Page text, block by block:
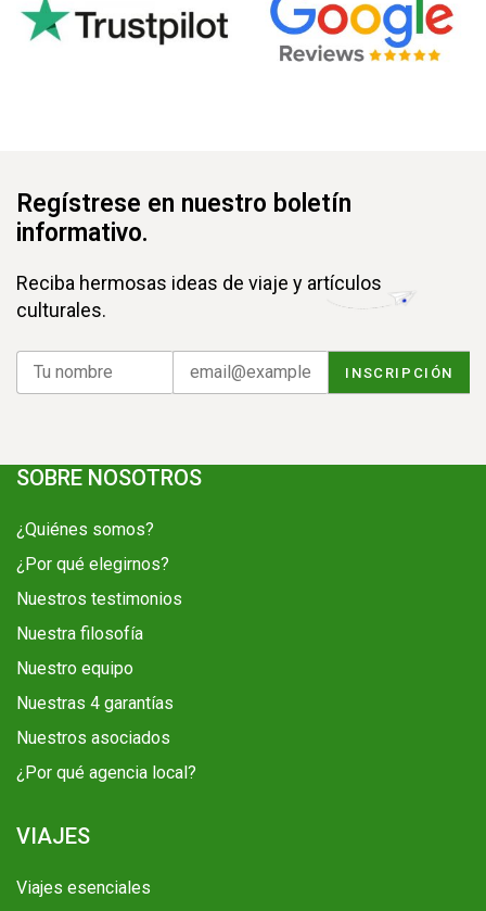
Regístrese en nuestro boletín
informativo.
Reciba hermosas ideas de viaje y artículos
culturales.
SOBRE NOSOTROS
¿Quiénes somos?
¿Por qué elegirnos?
Nuestros testimonios
Nuestra filosofía
Nuestro equipo
Nuestras 4 garantías
Nuestros asociados
¿Por qué agencia local?
VIAJES
Viajes esenciales